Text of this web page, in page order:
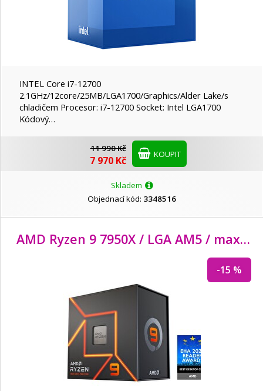
INTEL Core i7-12700
2.1GHz/12core/25MB/LGA1700/Graphics/Alder Lake/s
chladičem Procesor: i7-12700 Socket: Intel LGA1700
Kódový…
11 990 Kč
7 970 Kč KOUPIT
Skladem
Objednací kód: 3348516
AMD Ryzen 9 7950X / LGA AM5 / max. 5,7 GHz / 16C/
-15 %